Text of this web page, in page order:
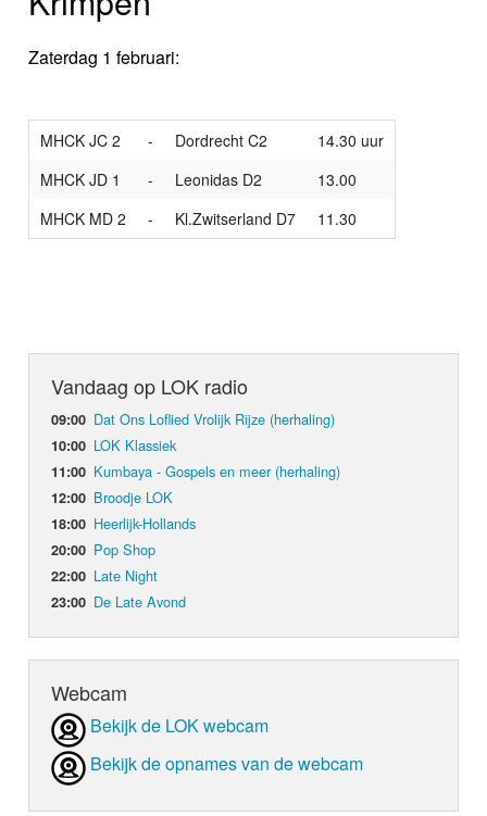
Zaterdag 1 februari:
MHCK JC 2 - Dordrecht C2
14.30 uur
MHCK JD 1
- Leonidas D2
13.00
MHCK MD 2
- Kl.Zwitserland D7 11.30
Vandaag op LOK radio
09:00 Dat Ons Loflied Vrolijk Rijze (herhaling)
10:00 LOK Klassiek
11:00 Kumbaya - Gospels en meer (herhaling)
12:00 Broodje LOK
18:00 Heerlijk-Hollands
20:00 Pop Shop
22:00 Late Night
23:00 De Late Avond
Webcam
Bekijk de LOK webcam
Bekijk de opnames van de webcam